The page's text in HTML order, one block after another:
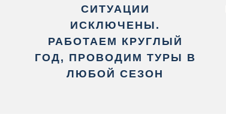
СИТУАЦИИ
ИСКЛЮЧЕНЫ.
РАБОТАЕМ КРУГЛЫЙ
ГОД, ПРОВОДИМ ТУРЫ В
ЛЮБОЙ СЕЗОН